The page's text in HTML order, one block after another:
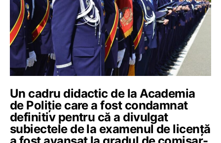
Un cadru didactic de la Academia
de Poliție care a fost condamnat
definitiv pentru că a divulgat
subiectele de la examenul de licență